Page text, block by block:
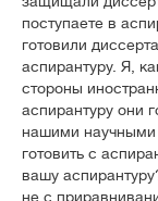
поступаете в
готовили
аспирантуру. Я,
стороны
аспирантуру они
нашими научными
готовить с
вашу
не с